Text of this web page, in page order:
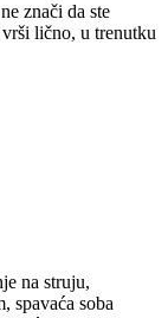
znači da ste
lično, u trenutku
na struju,
spavaća soba